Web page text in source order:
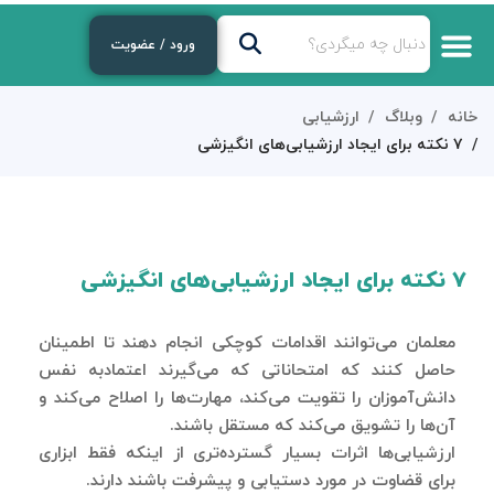
ورود / عضویت
خانه وبلاگ
ارزشیابی
۷ نکته برای ایجاد ارزشیابی‌های انگیزشی
۷ نکته برای ایجاد ارزشیابی‌های انگیزشی
معلمان می‌توانند اقدامات کوچکی انجام دهند تا اطمینان
حاصل کنند که امتحاناتی که می‌گیرند اعتمادبه نفس
دانش‌آموزان را تقویت می‌کند، مهارت‌ها را اصلاح می‌کند و
آن‌ها را تشویق می‌کند که مستقل باشند.
ارزشیابی‌ها اثرات بسیار گسترده‌تری از اینکه فقط ابزاری
برای قضاوت در مورد دستیابی و پیشرفت باشند دارند.